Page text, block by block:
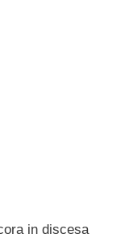
in discesa